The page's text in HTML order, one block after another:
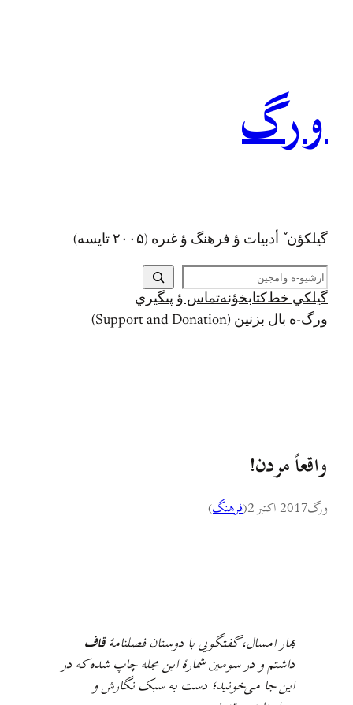
ورگ
گيلکؤن ٚ أدبیات ؤ فرهنگ ؤ غىره (۲۰۰۵ تايسه)
ج
س
ت
ج
گيلکي خط کتابخؤنهتماس ؤ پىگيري
ورگ-ه بال بزنين (Support and Donation)
واقعاً مردن!
ورگ2017 اکتبر 2 (فرهنگ)
بهار امسال، گفتگويى با دوستان فصلنامهٔقاف
داشتم و در سومین شمارهٔ اين مجله چاپ شده که در
این جا می‌خونید؛ دست به سبک نگارش و